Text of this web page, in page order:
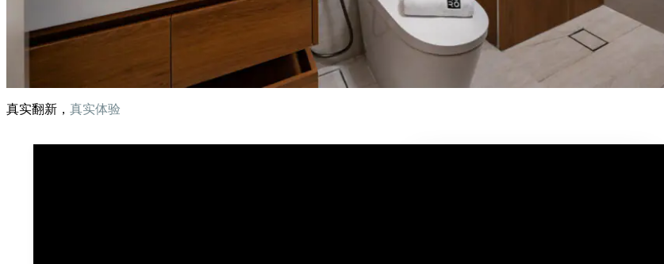
真实翻新， 真实体验